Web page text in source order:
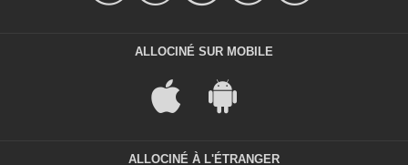
ALLOCINÉ SUR MOBILE
ALLOCINÉ À L'ÉTRANGER